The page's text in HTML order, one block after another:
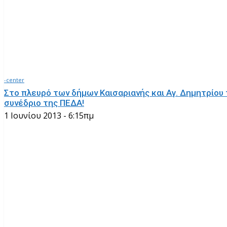
-center
Στο πλευρό των δήμων Καισαριανής και Αγ. Δημητρίου
συνέδριο της ΠΕΔΑ!
1 Ιουνίου 2013 - 6:15πμ